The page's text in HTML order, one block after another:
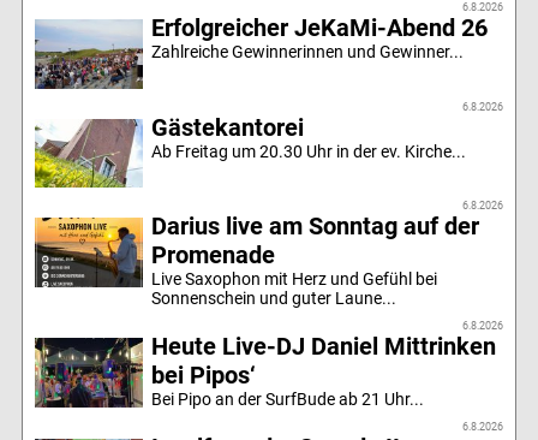
6.8.2026
Erfolgreicher JeKaMi-Abend 26
Zahlreiche Gewinnerinnen und Gewinner...
6.8.2026
Gästekantorei
Ab Freitag um 20.30 Uhr in der ev. Kirche...
6.8.2026
Darius live am Sonntag auf der
Promenade
Live Saxophon mit Herz und Gefühl bei
Sonnenschein und guter Laune...
6.8.2026
Heute Live-DJ Daniel Mittrinken
bei Pipos‘
Bei Pipo an der SurfBude ab 21 Uhr...
6.8.2026